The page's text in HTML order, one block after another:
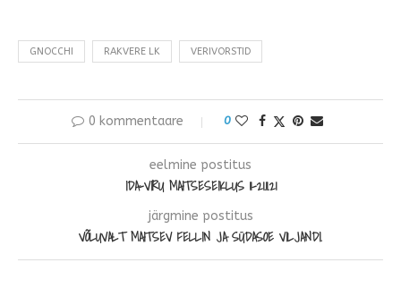
GNOCCHI RAKVERE LK VERIVORSTID
0 kommentaare 0
eelmine postitus
IDA-VIRU MAITSESEIKLUS 11-21.11.21
järgmine postitus
VÕLUVALT MAITSEV FELLIN JA SÜDASOE VILJANDI.